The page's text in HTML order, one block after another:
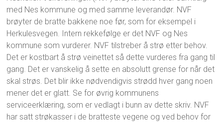
med Nes kommune og med samme leverandør. NVF
brøyter de bratte bakkene noe før, som for eksempel i
Herkulesvegen. Intern rekkefølge er det NVF og Nes
kommune som vurderer. NVF tilstreber å strø etter behov.
Det er kostbart å strø veinettet så dette vurderes fra gang til
gang. Det er vanskelig å sette en absolutt grense for når det
skal strøs. Det blir ikke nødvendigvis strødd hver gang noen
mener det er glatt. Se for øvrig kommunens
serviceerklæring, som er vedlagt i bunn av dette skriv. NVF
har satt strøkasser i de bratteste vegene og ved behov for